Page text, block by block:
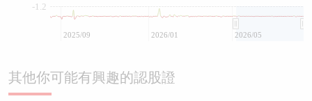
-1.2
2025/09 2026/01 2026/05
其他你可能有興趣的認股證